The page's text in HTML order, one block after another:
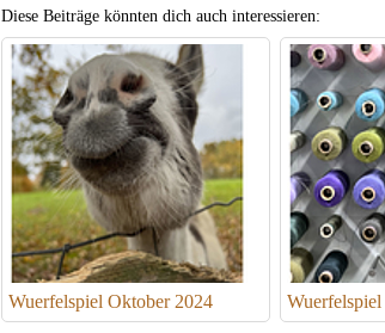
Diese Beiträge könnten dich auch interessieren:
Wuerfelspiel Oktober 2024 Wuerfelspiel